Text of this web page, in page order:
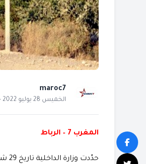
maroc7
الخميس 28 يوليو 2022 - 10:59
المغرب 7 – الرباط